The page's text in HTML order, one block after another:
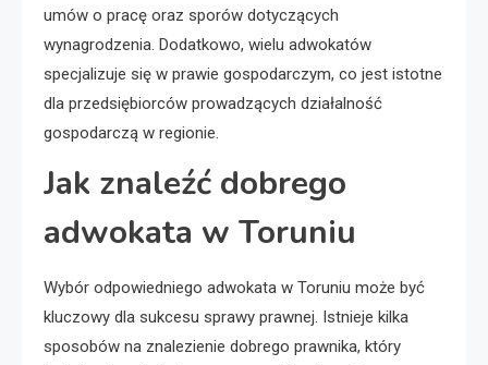
umów o pracę oraz sporów dotyczących
wynagrodzenia. Dodatkowo, wielu adwokatów
specjalizuje się w prawie gospodarczym, co jest istotne
dla przedsiębiorców prowadzących działalność
gospodarczą w regionie.
Jak znaleźć dobrego
adwokata w Toruniu
Wybór odpowiedniego adwokata w Toruniu może być
kluczowy dla sukcesu sprawy prawnej. Istnieje kilka
sposobów na znalezienie dobrego prawnika, który